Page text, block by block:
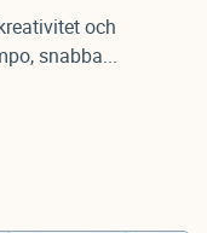
och
snabba...